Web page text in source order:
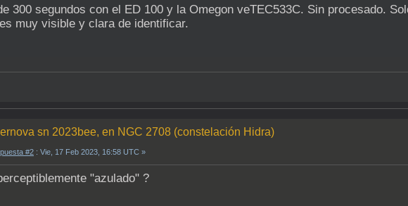
300 segundos con el ED 100 y la Omegon veTEC533C. Sin procesado.
muy visible y clara de identificar.
sn 2023bee, en NGC 2708 (constelación Hidra)
#2 : Vie, 17 Feb 2023, 16:58 UTC »
"azulado" ?